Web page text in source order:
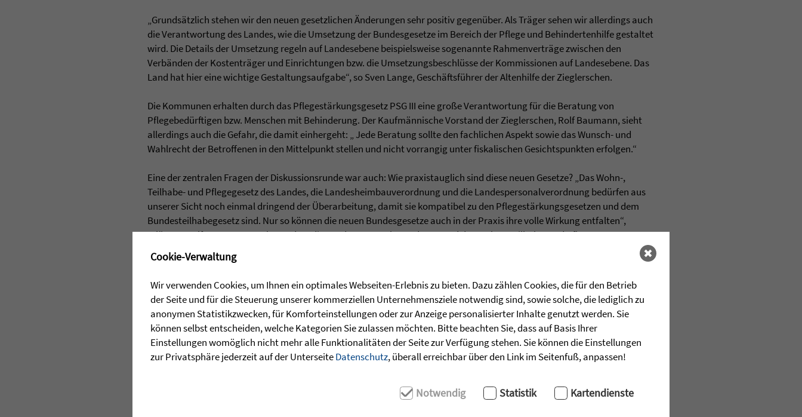
„Grundsätzlich stehen wir den neuen gesetzlichen Änderungen sehr positiv gegenüber. Als Träger sehen wir allerdings auch
die Verantwortung des Landes, wie die Umsetzung der Bundesgesetze im Bereich der Pflege und Behindertenhilfe gestaltet
wird. Die Details der Umsetzung regeln auf Landesebene beispielsweise sogenannte Rahmenverträge zwischen den
Verbänden der Kostenträger und Einrichtungen bzw. die Umsetzungsbeschlüsse der Kommissionen auf Landesebene. Das
Land hat hier eine wichtige Gestaltungsaufgabe“, so Sven Lange, Geschäftsführer der Altenhilfe der Zieglerschen.
Die Kommunen erhalten durch das Pflegestärkungsgesetz PSG III eine große Verantwortung für die Beratung von
Pflegebedürftigen bzw. Menschen mit Behinderung. Der Kaufmännische Vorstand der Zieglerschen, Rolf Baumann, sieht
allerdings auch die Gefahr, die damit einhergeht: „ Jede Beratung sollte den fachlichen Aspekt sowie das Wunsch- und
Wahlrecht der Betroffenen in den Mittelpunkt stellen und nicht vorrangig unter fiskalischen Gesichtspunkten erfolgen.“
Eine der zentralen Fragen der Diskussionsrunde war auch: Wie praxistauglich sind diese neuen Gesetze? „Das Wohn-,
Teilhabe- und Pflegegesetz des Landes, die Landesheimbauverordnung und die Landespersonalverordnung bedürfen aus
unserer Sicht noch einmal dringend der Überarbeitung, damit sie kompatibel zu den Pflegestärkungsgesetzen und dem
Bundesteilhabegesetz sind. Nur so können die neuen Bundesgesetze auch in der Praxis ihre volle Wirkung entfalten“,
erläutert Rolf Baumann. „Insbesondere die Landespersonalverordnung und das Wohn-, Teilhabe- und Pflegegesetz
schränken den Handlungsspielraum der Träger ungewollte ein. Teilweise scheitern innovative und mitarbeiterfreundliche
Lösungen oft an den engen Vorgaben“, Baumann weiter.
Als diakonisches Sozialunternehmen, das Kundinnen und Kunden in den Hilfearten Altenhilfe, Behindertenhilfe, Hör-
Sprachzentrum, Jugendhilfe und Suchthilfe auf der Grundlage des christlichen Leitbilds versorgt, treffen die neuen
gesetzlichen Änderungen nicht nur den Geschäftsbereich der Altenhilfe. Im Rahmen von Inklusion und Teilhabe von
Menschen mit Behinderung müssen sich die Betreuungsformen und in Folge auch die Einrichtungen der Behindertenhilfe
weiter verändern. „Inklusion erfordert eine ressortübergreifende Zusammenarbeit der Landesministerien, damit z.B. beim
Umbau von Komplexeinrichtungen der Behindertenhilfe die Bebauungs- und Flächennutzungspläne der Nutzung und
Cookie-Verwaltung
Wir verwenden Cookies, um Ihnen ein optimales Webseiten-Erlebnis zu bieten. Dazu zählen Cookies, die für den Betrieb
der Seite und für die Steuerung unserer kommerziellen Unternehmensziele notwendig sind, sowie solche, die lediglich zu
anonymen Statistikzwecken, für Komforteinstellungen oder zur Anzeige personalisierter Inhalte genutzt werden. Sie
können selbst entscheiden, welche Kategorien Sie zulassen möchten. Bitte beachten Sie, dass auf Basis Ihrer
Einstellungen womöglich nicht mehr alle Funktionalitäten der Seite zur Verfügung stehen. Sie können die Einstellungen
zur Privatsphäre jederzeit auf der UnterseiteDatenschutz, überall erreichbar über den Link im Seitenfuß, anpassen!
Notwendig Statistik Kartendienste